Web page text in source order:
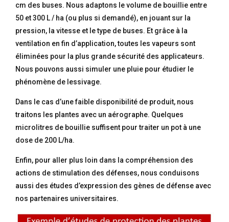
cm des buses. Nous adaptons le volume de bouillie entre
50 et 300 L / ha (ou plus si demandé), en jouant sur la
pression, la vitesse et le type de buses. Et grâce à la
ventilation en fin d’application, toutes les vapeurs sont
éliminées pour la plus grande sécurité des applicateurs.
Nous pouvons aussi simuler une pluie pour étudier le
phénomène de lessivage.
Dans le cas d’une faible disponibilité de produit, nous
traitons les plantes avec un aérographe. Quelques
microlitres de bouillie suffisent pour traiter un pot à une
dose de 200 L/ha.
Enfin, pour aller plus loin dans la compréhension des
actions de stimulation des défenses, nous conduisons
aussi des études d’expression des gènes de défense avec
nos partenaires universitaires.